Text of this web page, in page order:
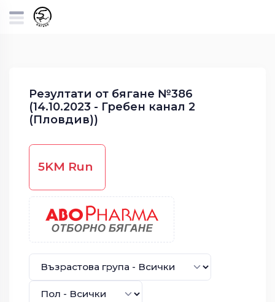
Резултати от бягане №386
(14.10.2023 - Гребен канал 2
(Пловдив))
5KM Run